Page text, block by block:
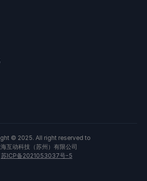
© 2025. All right reserved to
互动科技（苏州）有限公司
苏ICP备2021053037号-5